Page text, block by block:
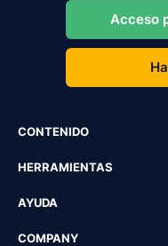
Acceso
CONTENIDO
HERRAMIENTAS
AYUDA
COMPANY